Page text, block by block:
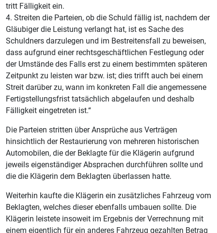
tritt Fälligkeit ein.
4. Streiten die Parteien, ob die Schuld fällig ist, nachdem der
Gläubiger die Leistung verlangt hat, ist es Sache des
Schuldners darzulegen und im Bestreitensfall zu beweisen,
dass aufgrund einer rechtsgeschäftlichen Festlegung oder
der Umstände des Falls erst zu einem bestimmten späteren
Zeitpunkt zu leisten war bzw. ist; dies trifft auch bei einem
Streit darüber zu, wann im konkreten Fall die angemessene
Fertigstellungsfrist tatsächlich abgelaufen und deshalb
Fälligkeit eingetreten ist.“
Die Parteien stritten über Ansprüche aus Verträgen
hinsichtlich der Restaurierung von mehreren historischen
Automobilen, die der Beklagte für die Klägerin aufgrund
jeweils eigenständiger Absprachen durchführen sollte und
die die Klägerin dem Beklagten überlassen hatte.
Weiterhin kaufte die Klägerin ein zusätzliches Fahrzeug vom
Beklagten, welches dieser ebenfalls umbauen sollte. Die
Klägerin leistete insoweit im Ergebnis der Verrechnung mit
einem eigentlich für ein anderes Fahrzeug gezahlten Betrag